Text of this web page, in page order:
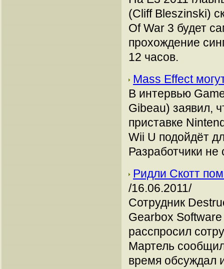
(Cliff Bleszinski)
Of War 3 будет
прохождение
12 часов.
Mass Effect
В интервью
Gibeau) заявил,
приставке
Wii U подойдёт
Разработчики
Ридли Скотт
/16.06.2011/
Сотрудник
Gearbox
расспросил
Мартель
время обсуждал